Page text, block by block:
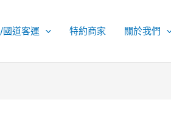
國道客運 特約商家 關於我們